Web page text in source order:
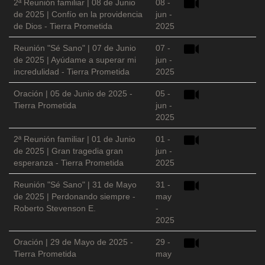
2ª Reunión familiar | 08 de Junio
de 2025 | Confío en la providencia
de Dios - Tierra Prometida
08 -
jun -
2025
Reunión "Sé Sano" | 07 de Junio
de 2025 | Ayúdame a superar mi
incredulidad - Tierra Prometida
07 -
jun -
2025
Oración | 05 de Junio de 2025 -
Tierra Prometida
05 -
jun -
2025
2ª Reunión familiar | 01 de Junio
de 2025 | Gran tragedia gran
esperanza - Tierra Prometida
01 -
jun -
2025
Reunión "Sé Sano" | 31 de Mayo
de 2025 | Perdonando siempre -
Roberto Stevenson E.
31 -
may
-
2025
Oración | 29 de Mayo de 2025 -
Tierra Prometida
29 -
may